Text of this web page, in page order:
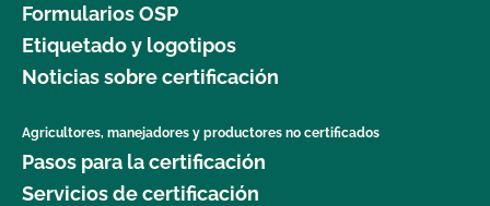
Formularios OSP
Etiquetado y logotipos
Noticias sobre certificación
Agricultores, manejadores y productores no certificados
Pasos para la certificación
Servicios de certificación